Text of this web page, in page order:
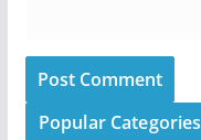
Popular Categories